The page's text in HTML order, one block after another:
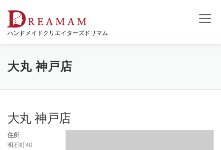
ツ
ハンドメイドクリエイターズドリマム
メニュー
大丸 神戸店
大丸 神戸店
住所
明石町40